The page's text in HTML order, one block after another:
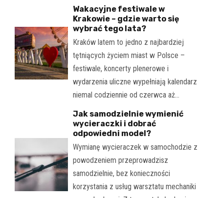
Wakacyjne festiwale w
Krakowie – gdzie warto się
wybrać tego lata?
Kraków latem to jedno z najbardziej
tętniących życiem miast w Polsce –
festiwale, koncerty plenerowe i
wydarzenia uliczne wypełniają kalendarz
niemal codziennie od czerwca aż…
Jak samodzielnie wymienić
wycieraczki i dobrać
odpowiedni model?
Wymianę wycieraczek w samochodzie z
powodzeniem przeprowadzisz
samodzielnie, bez konieczności
korzystania z usług warsztatu mechaniki